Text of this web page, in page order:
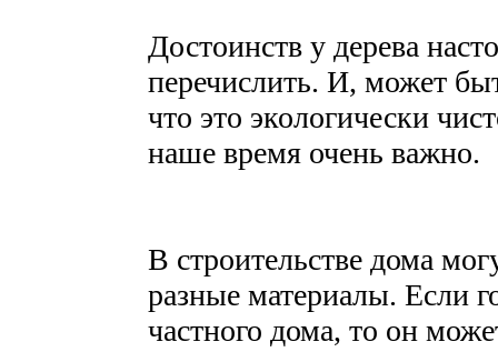
Достоинств у дерева
перечислить. И, может
что это экологически
наше время очень важно.
В строительстве дома
разные материалы. Если
частного дома, то он